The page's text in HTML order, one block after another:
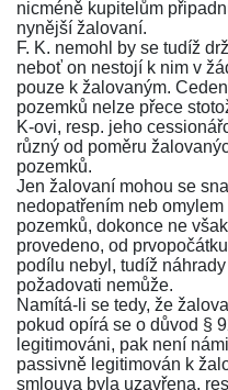
nicméně kupitelům
nynější žalovaní.
F. K. nemohl by se tudíž
neboť on nestojí k nim v
pouze k žalovaným.
pozemků nelze přece
K-ovi, resp. jeho
různý od poměru
pozemků.
Jen žalovaní mohou se
nedopatřením neb
pozemků, dokonce ne
provedeno, od
podílu nebyl, tudíž
požadovati nemůže.
Namítá-li se tedy, že
pokud opírá se o důvod §
legitimováni, pak není
passivně legitimován k
smlouva byla uzavřena,